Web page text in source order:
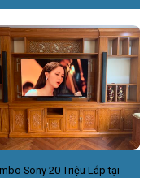
Sony 20 Triệu Lắp tại